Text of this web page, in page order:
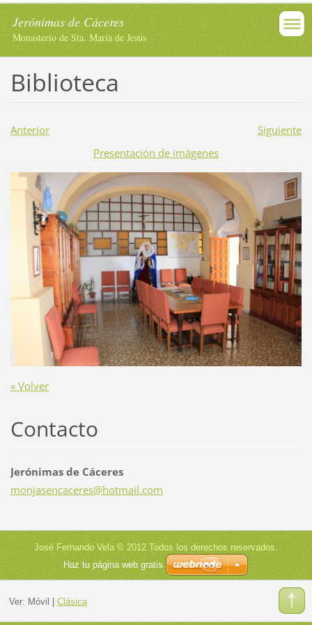
Jerónimas de Cáceres
Monasterio de Sta. María de Jesús
Biblioteca
Anterior
Siguiente
Presentación de imágenes
« Volver
Contacto
Jerónimas de Cáceres
monjasencaceres@hotmail.com
José Fernando Vela © 2012 Todos los derechos reservados.
Haz tu página web gratis
Ver: Móvil | Clásica